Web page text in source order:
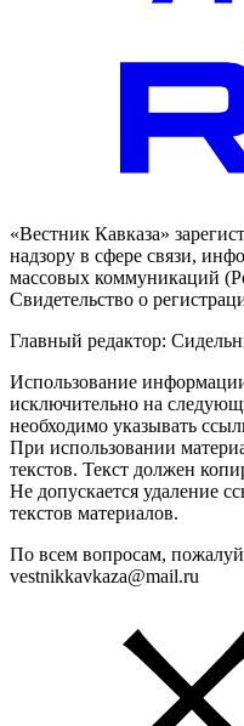
«Вестник Кавказа»
надзору в сфере связи,
массовых коммуникаций
Свидетельство о
Главный редактор:
Использование
исключительно на
необходимо указывать
При использовании
текстов. Текст должен
Не допускается удаление
текстов материалов.
По всем вопросам,
vestnikkavkaza@mail.ru